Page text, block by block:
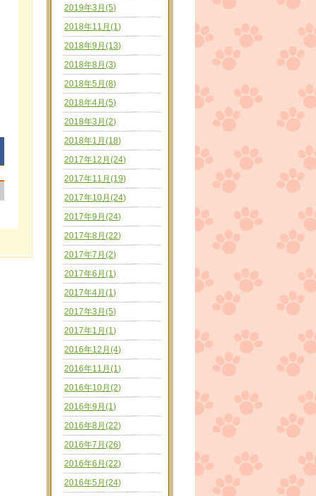
2019年3月(5)
2018年11月(1)
2018年9月(13)
2018年8月(3)
2018年5月(8)
2018年4月(5)
2018年3月(2)
2018年1月(18)
2017年12月(24)
2017年11月(19)
2017年10月(24)
2017年9月(24)
2017年8月(22)
2017年7月(2)
2017年6月(1)
2017年4月(1)
2017年3月(5)
2017年1月(1)
2016年12月(4)
2016年11月(1)
2016年10月(2)
2016年9月(1)
2016年8月(22)
2016年7月(26)
2016年6月(22)
2016年5月(24)